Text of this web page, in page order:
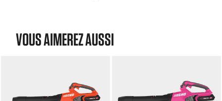
VOUS AIMEREZ AUSSI